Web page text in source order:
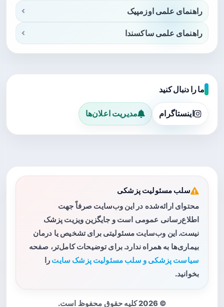
راهنمای علمی اوزمپیک
راهنمای علمی ساکسندا
ما را دنبال کنید
اینستاگرام مدیریت اعلان‌ها
سلب مسئولیت پزشکی
محتوای ارائه‌شده در این وب‌سایت صرفاً جهت
اطلاع‌رسانی عمومی است و جایگزین ویزیت پزشک
نیست. این وب‌سایت مسئولیتی برای تشخیص یا درمان
بیماری‌ها به همراه ندارد. برای توضیحات کامل‌تر، صفحه
سیاست پزشکی و سلب مسئولیت پزشک سایت را
بخوانید.
© 2026 کلیه حقوق محفوظ است.